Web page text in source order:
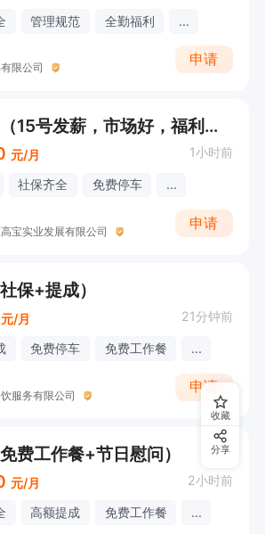
管理规范 全勤福利 ...
限公司
申请
业务拓展精英（15号发薪，市场好，福利好，大小周）
元/月 1小时前
社保齐全 免费停车 ...
宝实业发展有限公司
申请
保+提成）
元/月 21分钟前
免费停车 免费工作餐 ...
服务有限公司
申请
费工作餐+节日慰问）
元/月 2小时前
高额提成 免费工作餐 ...
收藏
分享